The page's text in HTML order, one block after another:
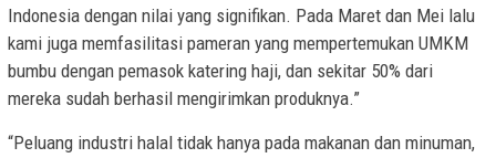
Indonesia dengan nilai yang signifikan. Pada Maret dan Mei lalu
kami juga memfasilitasi pameran yang mempertemukan UMKM
bumbu dengan pemasok katering haji, dan sekitar 50% dari
mereka sudah berhasil mengirimkan produknya.”
“Peluang industri halal tidak hanya pada makanan dan minuman,